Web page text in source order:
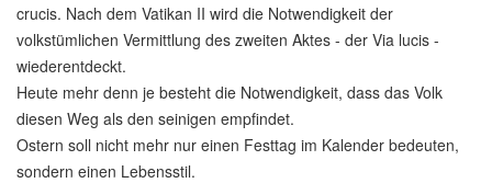
crucis. Nach dem Vatikan II wird die Notwendigkeit der
volkstümlichen Vermittlung des zweiten Aktes - der Via lucis -
wiederentdeckt.
Heute mehr denn je besteht die Notwendigkeit, dass das Volk
diesen Weg als den seinigen empfindet.
Ostern soll nicht mehr nur einen Festtag im Kalender bedeuten,
sondern einen Lebensstil.